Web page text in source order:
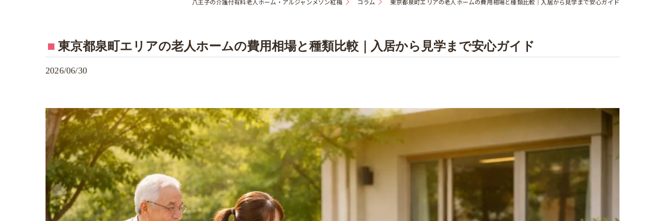
八王子の介護付有料老人ホーム・アルジャンメゾン紅梅 コラム 東京都泉町エリアの老人ホームの費用相場と種類比較｜入居から見学まで安心ガイド
東京都泉町エリアの老人ホームの費用相場と種類比較｜入居から見学まで安心ガイド
2026/06/30